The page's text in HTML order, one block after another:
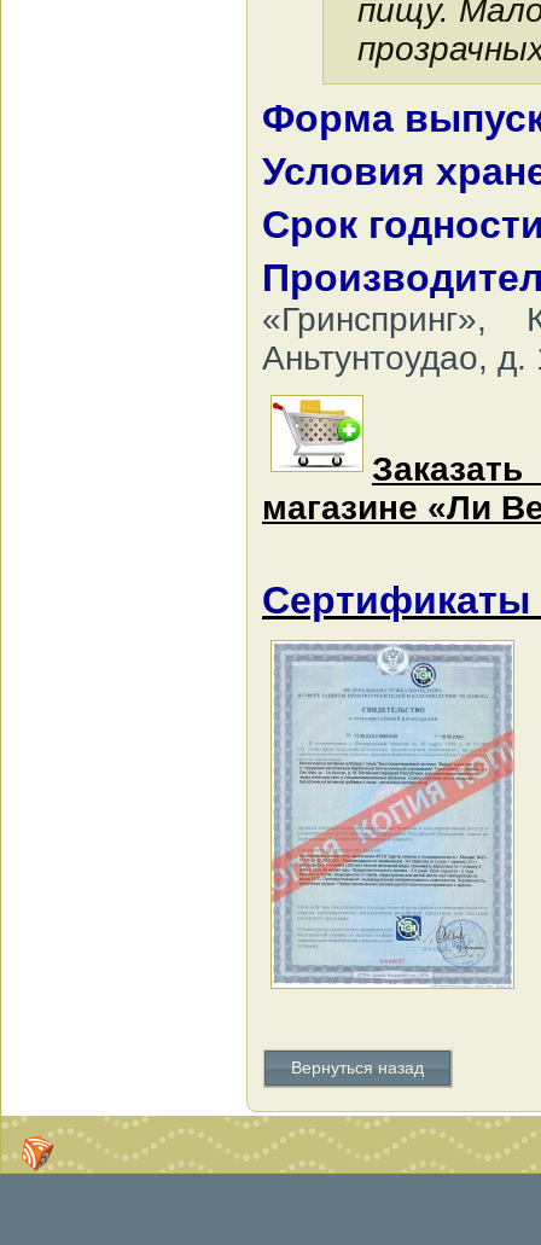
пищу.
Форма
Условия
Срок
Аньтунтоудао, д.
магазине «Ли
Сертификаты
Вернуться назад